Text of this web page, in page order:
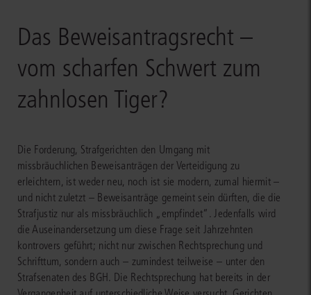
Das Beweisantragsrecht –
vom scharfen Schwert zum
zahnlosen Tiger?
Die Forderung, Strafgerichten den Umgang mit
missbräuchlichen Beweisanträgen der Verteidigung zu
erleichtern, ist weder neu, noch ist sie modern, zumal hiermit –
und nicht zuletzt – Beweisanträge gemeint sein dürften, die die
Strafjustiz nur als missbräuchlich „empfindet“. Jedenfalls wird
die Auseinandersetzung um diese Frage seit Jahrzehnten
kontrovers geführt; nicht nur zwischen Rechtsprechung und
Schrifttum, sondern auch – zumindest teilweise – unter den
Strafsenaten des BGH. Die Rechtsprechung hat bereits in der